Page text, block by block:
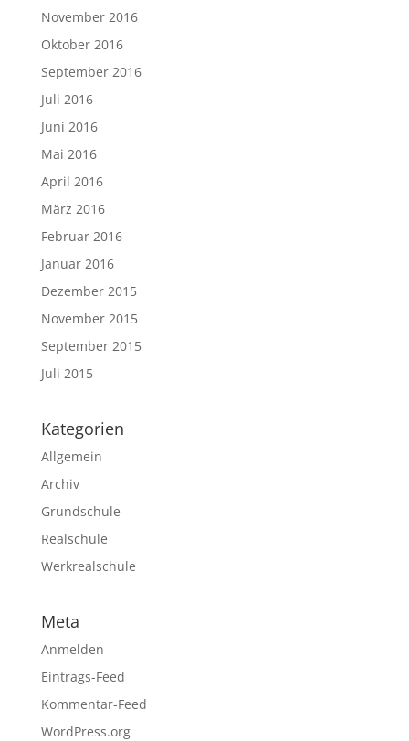
November 2016
Oktober 2016
September 2016
Juli 2016
Juni 2016
Mai 2016
April 2016
März 2016
Februar 2016
Januar 2016
Dezember 2015
November 2015
September 2015
Juli 2015
Kategorien
Allgemein
Archiv
Grundschule
Realschule
Werkrealschule
Meta
Anmelden
Eintrags-Feed
Kommentar-Feed
WordPress.org